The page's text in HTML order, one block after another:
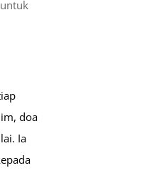
Umroh
Dengan
Kereta
doa
Ia